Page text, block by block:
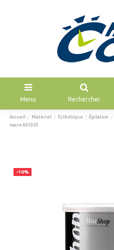
Menu Rechercher
Accueil Matériel Esthétique Épilation
nacre 601055
-10%